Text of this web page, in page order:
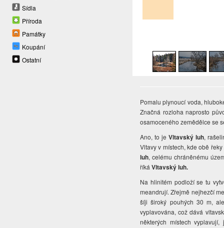
Sídla
Příroda
Památky
Koupání
Ostatní
Pomalu plynoucí voda,
Značná rozloha naprosto
osamoceného zemědělce se
Ano, to je Vltavský luh,
Vltavy v místech, kde obě
luh, celému chráněnému
říká Vltavský luh.
Na hlinitém podloží se tu
meandrují. Zřejmě nejhezčí
šíji široký pouhých 30 m,
vyplavována, což dává
některých místech